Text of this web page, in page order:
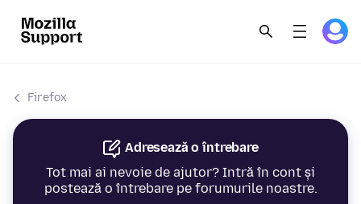
Firefox
Adresează o întrebare
Tot mai ai nevoie de ajutor? Intră în cont și
postează o întrebare pe forumurile noastre.